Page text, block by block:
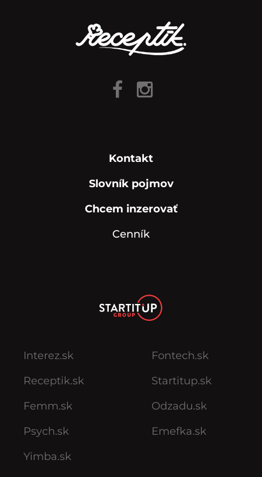
Kontakt
Slovník pojmov
Chcem inzerovať
Cenník
Interez.sk
Receptik.sk
Femm.sk
Psych.sk
Yimba.sk
Fontech.sk
Startitup.sk
Odzadu.sk
Emefka.sk